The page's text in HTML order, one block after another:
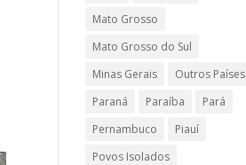
Mato Grosso
Mato Grosso do Sul
Minas Gerais
Outros Países
Paraná
Paraíba
Pará
Pernambuco
Piauí
Povos Isolados